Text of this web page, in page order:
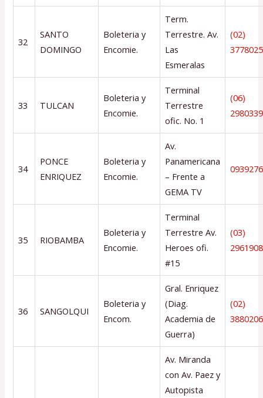
32
SANTO
DOMINGO
Boleteria y
Encomie.
Term.
Terrestre. Av.
Las
Esmeralas
(02)
3778025
33 TULCAN
Boleteria y
Encomie.
Terminal
Terrestre
ofic. No. 1
(06)
2980339
34
PONCE
ENRIQUEZ
Boleteria y
Encomie.
Av.
Panamericana
– Frente a
GEMA TV
35 RIOBAMBA
Boleteria y
Encomie.
Terminal
Terrestre Av.
Heroes ofi.
#15
(03)
2961908
36 SANGOLQUI
Boleteria y
Encom.
Gral. Enriquez
(Diag.
Academia de
Guerra)
(02)
3880206
Av. Miranda
con Av. Paez y
Autopista